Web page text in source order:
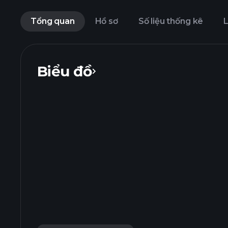
Tổng quan Hồ sơ Số liệu thống kê
Biểu đồ